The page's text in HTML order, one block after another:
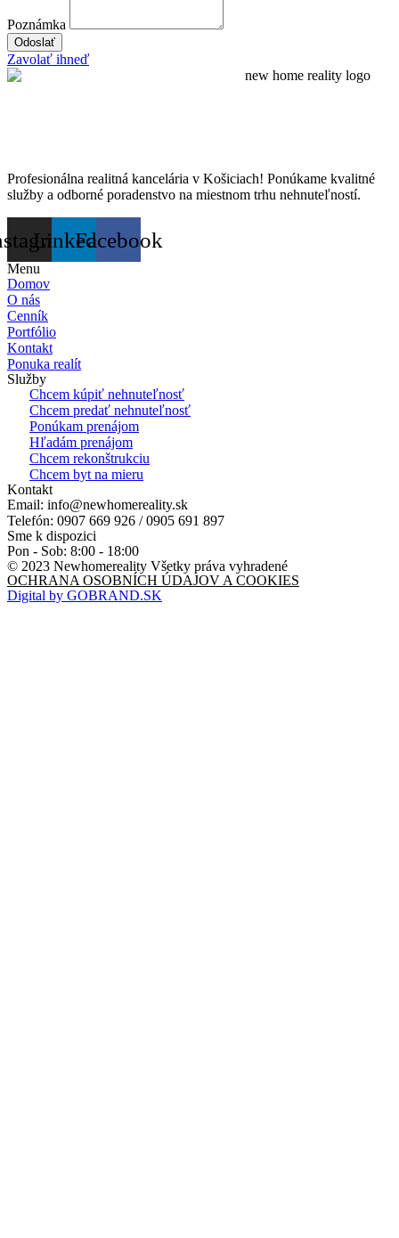
Poznámka
Odoslať
Zavolať ihneď
Profesionálna realitná kancelária v Košiciach! Ponúkame kvalitné
služby a odborné poradenstvo na miestnom trhu nehnuteľností.
LinkedinFacebook
Menu
Domov
O nás
Cenník
Portfólio
Kontakt
Ponuka realít
Služby
Chcem kúpiť nehnuteľnosť
Chcem predať nehnuteľnosť
Ponúkam prenájom
Hľadám prenájom
Chcem rekonštrukciu
Chcem byt na mieru
Kontakt
Email: info@newhomereality.sk
Telefón: 0907 669 926 / 0905 691 897
Sme k dispozici
Pon - Sob: 8:00 - 18:00
© 2023 Newhomereality Všetky práva vyhradené
OCHRANA OSOBNÍCH ÚDAJOV A COOKIES
Digital by GOBRAND.SK